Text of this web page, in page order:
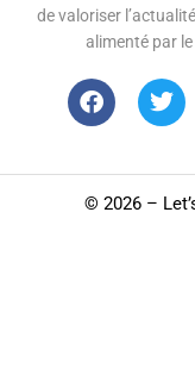
de valoriser
alimenté par
© 2026 –